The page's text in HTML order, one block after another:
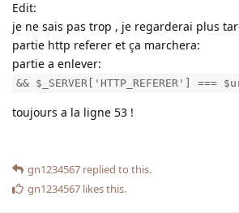
Edit:
je ne sais pas trop , je regarderai plus
partie http referer et ça marchera:
partie a enlever:
&& $_SERVER['HTTP_REFERER'] ===
toujours a la ligne 53 !
gn1234567 replied to this.
gn1234567 likes this.